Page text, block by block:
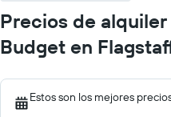
Precios de
Budget en
Estos son los mejores